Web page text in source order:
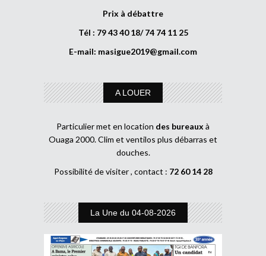
Prix à débattre
Tél : 79 43 40 18/ 74 74 11 25
E-mail: masigue2019@gmail.com
A LOUER
Particulier met en location des bureaux à
Ouaga 2000. Clim et ventilos plus débarras et
douches.
Possibilité de visiter , contact : 72 60 14 28
La Une du 04-08-2026